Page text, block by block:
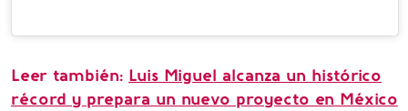
Leer también: Luis Miguel alcanza un histórico
récord y prepara un nuevo proyecto en México